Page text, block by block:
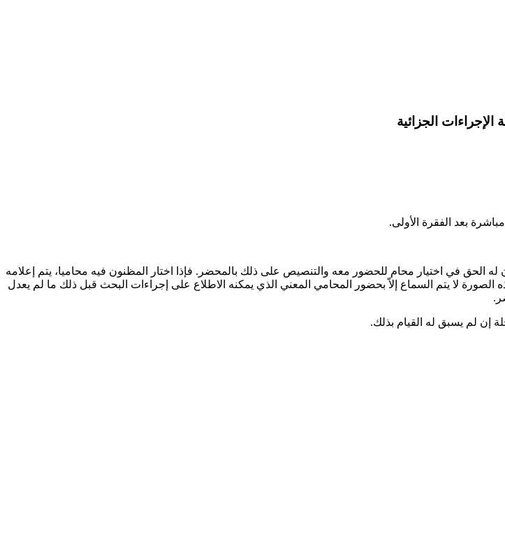
له الحق في اختيار محام للحضور معه والتنصيص على ذلك بالمحضر. فإذا اختار المظنون فيه محاميا، يتم إعلامه
لا يتم السماع إلاّ بحضور المحامي المعني الذي يمكنه الاطلاع على إجراءات البحث قبل ذلك ما لم يعدل